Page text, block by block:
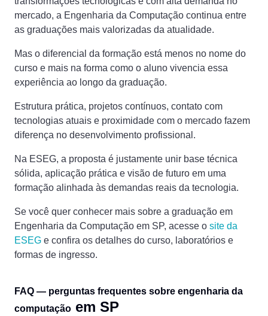
mercado, a Engenharia da Computação continua entre
as graduações mais valorizadas da atualidade.
Mas o diferencial da formação está menos no nome do
curso e mais na forma como o aluno vivencia essa
experiência ao longo da graduação.
Estrutura prática, projetos contínuos, contato com
tecnologias atuais e proximidade com o mercado fazem
diferença no desenvolvimento profissional.
Na ESEG, a proposta é justamente unir base técnica
sólida, aplicação prática e visão de futuro em uma
formação alinhada às demandas reais da tecnologia.
Se você quer conhecer mais sobre a graduação em
Engenharia da Computação em SP, acesse o site da
ESEG e confira os detalhes do curso, laboratórios e
formas de ingresso.
FAQ — perguntas frequentes sobre engenharia da
computação em SP